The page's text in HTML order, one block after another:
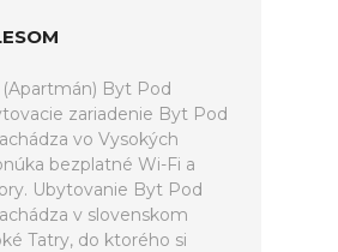
Byt Pod
zariadenie Byt Pod
vo Vysokých
bezplatné Wi-Fi a
Ubytovanie Byt Pod
v slovenskom
Tatry, do ktorého si